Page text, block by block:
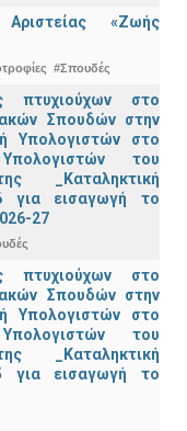
«Ζωής
#Σπουδές
πτυχιούχων στo
Σπουδών στην
Υπολογιστών στο
του
_Καταληκτική
για εισαγωγή το
27
πτυχιούχων στo
Σπουδών στην
Υπολογιστών στο
του
_Καταληκτική
για εισαγωγή το